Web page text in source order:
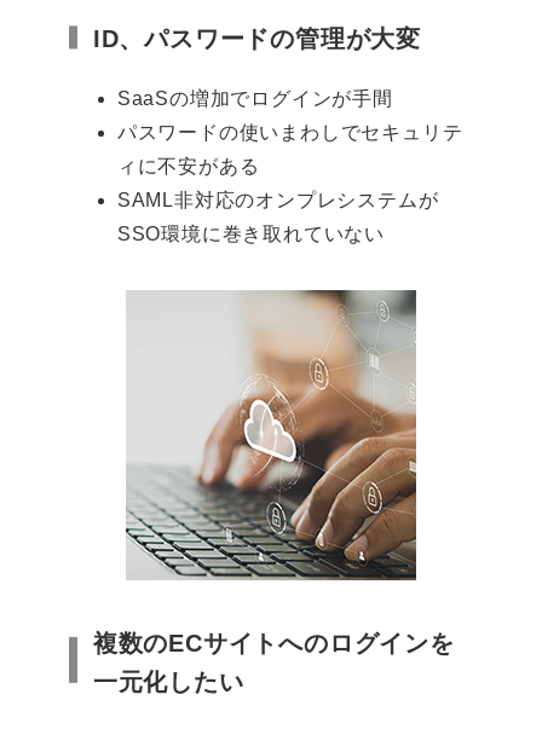
ID、パスワードの管理が大変
SaaSの増加でログインが手間
パスワードの使いまわしでセキュリテ
ィに不安がある
SAML非対応のオンプレシステムが
SSO環境に巻き取れていない
複数のECサイトへのログインを
一元化したい